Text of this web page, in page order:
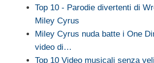
Top 10 - Parodie divertenti di
Miley Cyrus
Miley Cyrus nuda batte i One
video di…
Top 10 Video musicali senza veli